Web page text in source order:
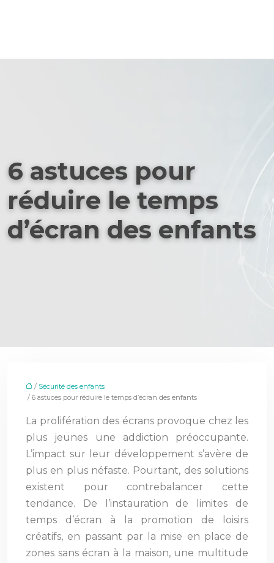
6 astuces pour
réduire le temps
d’écran des enfants
/ Sécurité des enfants
/ 6 astuces pour réduire le temps d’écran des enfants
La prolifération des écrans provoque chez les
plus jeunes une addiction préoccupante.
L’impact sur leur développement s’avère de
plus en plus néfaste. Pourtant, des solutions
existent pour contrebalancer cette
tendance. De l’instauration de limites de
temps d’écran à la promotion de loisirs
créatifs, en passant par la mise en place de
zones sans écran à la maison, une multitude